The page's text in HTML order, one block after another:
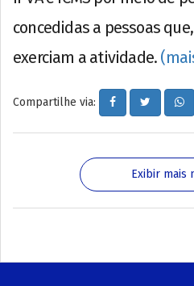
concedidas a pessoas
exerciam a atividade.
Compartilhe via:
Exibir mais